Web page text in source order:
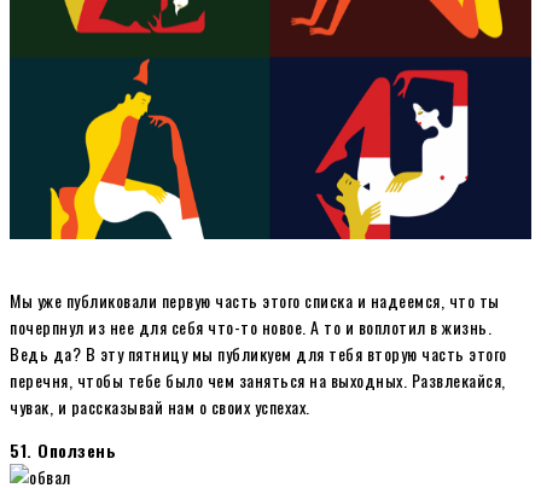
Мы уже публиковали первую часть этого списка и надеемся, что ты
почерпнул из нее для себя что-то новое. А то и воплотил в жизнь.
Ведь да? В эту пятницу мы публикуем для тебя вторую часть этого
перечня, чтобы тебе было чем заняться на выходных. Развлекайся,
чувак, и рассказывай нам о своих успехах.
51. Оползень